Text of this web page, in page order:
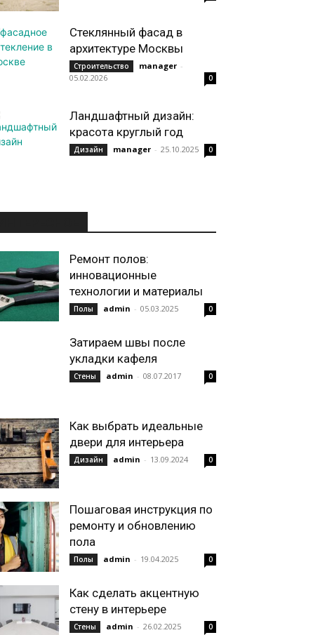
Стеклянный фасад в
архитектуре Москвы
Строительство manager -
05.02.2026
0
Ландшафтный дизайн:
красота круглый год
Дизайн manager - 25.10.2025 0
Ремонт полов:
инновационные
технологии и материалы
Полы admin - 05.03.2025 0
Затираем швы после
укладки кафеля
Стены admin - 08.07.2017 0
Как выбрать идеальные
двери для интерьера
Дизайн admin - 13.09.2024 0
Пошаговая инструкция по
ремонту и обновлению
пола
Полы admin - 19.04.2025 0
Как сделать акцентную
стену в интерьере
Стены admin - 26.02.2025 0